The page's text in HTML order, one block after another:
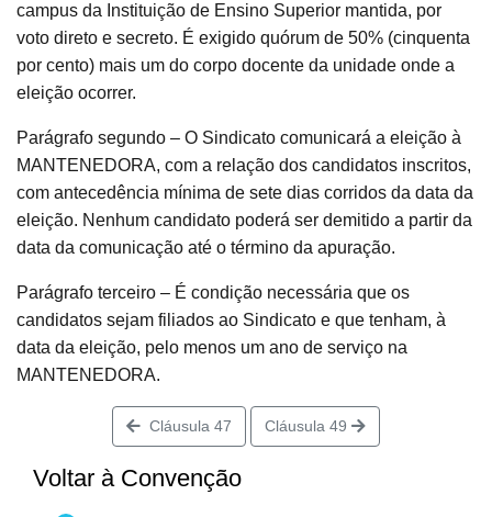
campus da Instituição de Ensino Superior mantida, por
voto direto e secreto. É exigido quórum de 50% (cinquenta
por cento) mais um do corpo docente da unidade onde a
eleição ocorrer.
Parágrafo segundo – O Sindicato comunicará a eleição à
MANTENEDORA, com a relação dos candidatos inscritos,
com antecedência mínima de sete dias corridos da data da
eleição. Nenhum candidato poderá ser demitido a partir da
data da comunicação até o término da apuração.
Parágrafo terceiro – É condição necessária que os
candidatos sejam filiados ao Sindicato e que tenham, à
data da eleição, pelo menos um ano de serviço na
MANTENEDORA.
Cláusula 47 Cláusula 49
Voltar à Convenção